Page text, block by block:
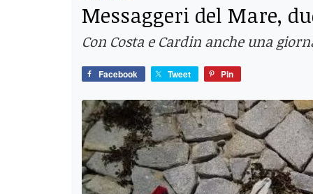
Messaggeri del Mare,
Con Costa e Cardin anche una
Facebook Tweet Pin